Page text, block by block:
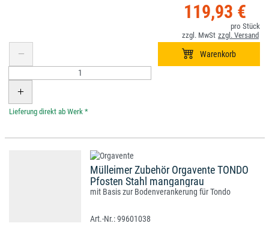
119,93 €
*
Mülleimer Zubehör Orgavente TONDO
Pfosten Stahl mangangrau
mit Basis zur Bodenverankerung für Tondo
99601038